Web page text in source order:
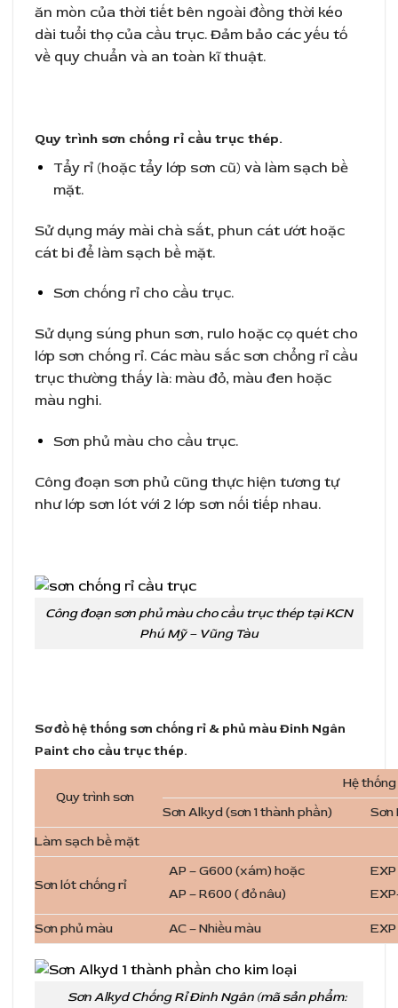
ăn mòn của thời tiết bên ngoài đồng thời kéo
dài tuổi thọ của cầu trục. Đảm bảo các yếu tố
về quy chuẩn và an toàn kĩ thuật.
Quy trình sơn chống rỉ cầu trục thép.
Tẩy rỉ (hoặc tẩy lớp sơn cũ) và làm sạch bề
mặt.
Sử dụng máy mài chà sắt, phun cát ướt hoặc
cát bi để làm sạch bề mặt.
Sơn chống rỉ cho cầu trục.
Sử dụng súng phun sơn, rulo hoặc cọ quét cho
lớp sơn chống rỉ. Các màu sắc sơn chổng rỉ cầu
trục thường thấy là: màu đỏ, màu đen hoặc
màu nghi.
Sơn phủ màu cho cầu trục.
Công đoạn sơn phủ cũng thực hiện tương tự
như lớp sơn lót với 2 lớp sơn nối tiếp nhau.
Công đoạn sơn phủ màu cho cầu trục thép tại KCN
Phú Mỹ – Vũng Tàu
Sơ đồ hệ thống sơn chống rỉ & phủ màu Đinh Ngân
Paint cho cầu trục thép.
Quy trình sơn
Hệ
Sơn Alkyd (sơn 1 thành phần)
Sơn
Làm sạch bề mặt
Sơn lót chống rỉ
AP – G600 (xám) hoặc
AP – R600 ( đỏ nâu)
Sơn phủ màu AC – Nhiều màu
Sơn Alkyd Chống Rỉ Đinh Ngân (mã sản phẩm: